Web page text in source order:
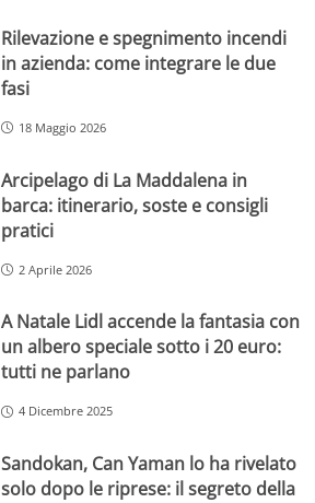
Rilevazione e spegnimento incendi
in azienda: come integrare le due
fasi
18 Maggio 2026
Arcipelago di La Maddalena in
barca: itinerario, soste e consigli
pratici
2 Aprile 2026
A Natale Lidl accende la fantasia con
un albero speciale sotto i 20 euro:
tutti ne parlano
4 Dicembre 2025
Sandokan, Can Yaman lo ha rivelato
solo dopo le riprese: il segreto della